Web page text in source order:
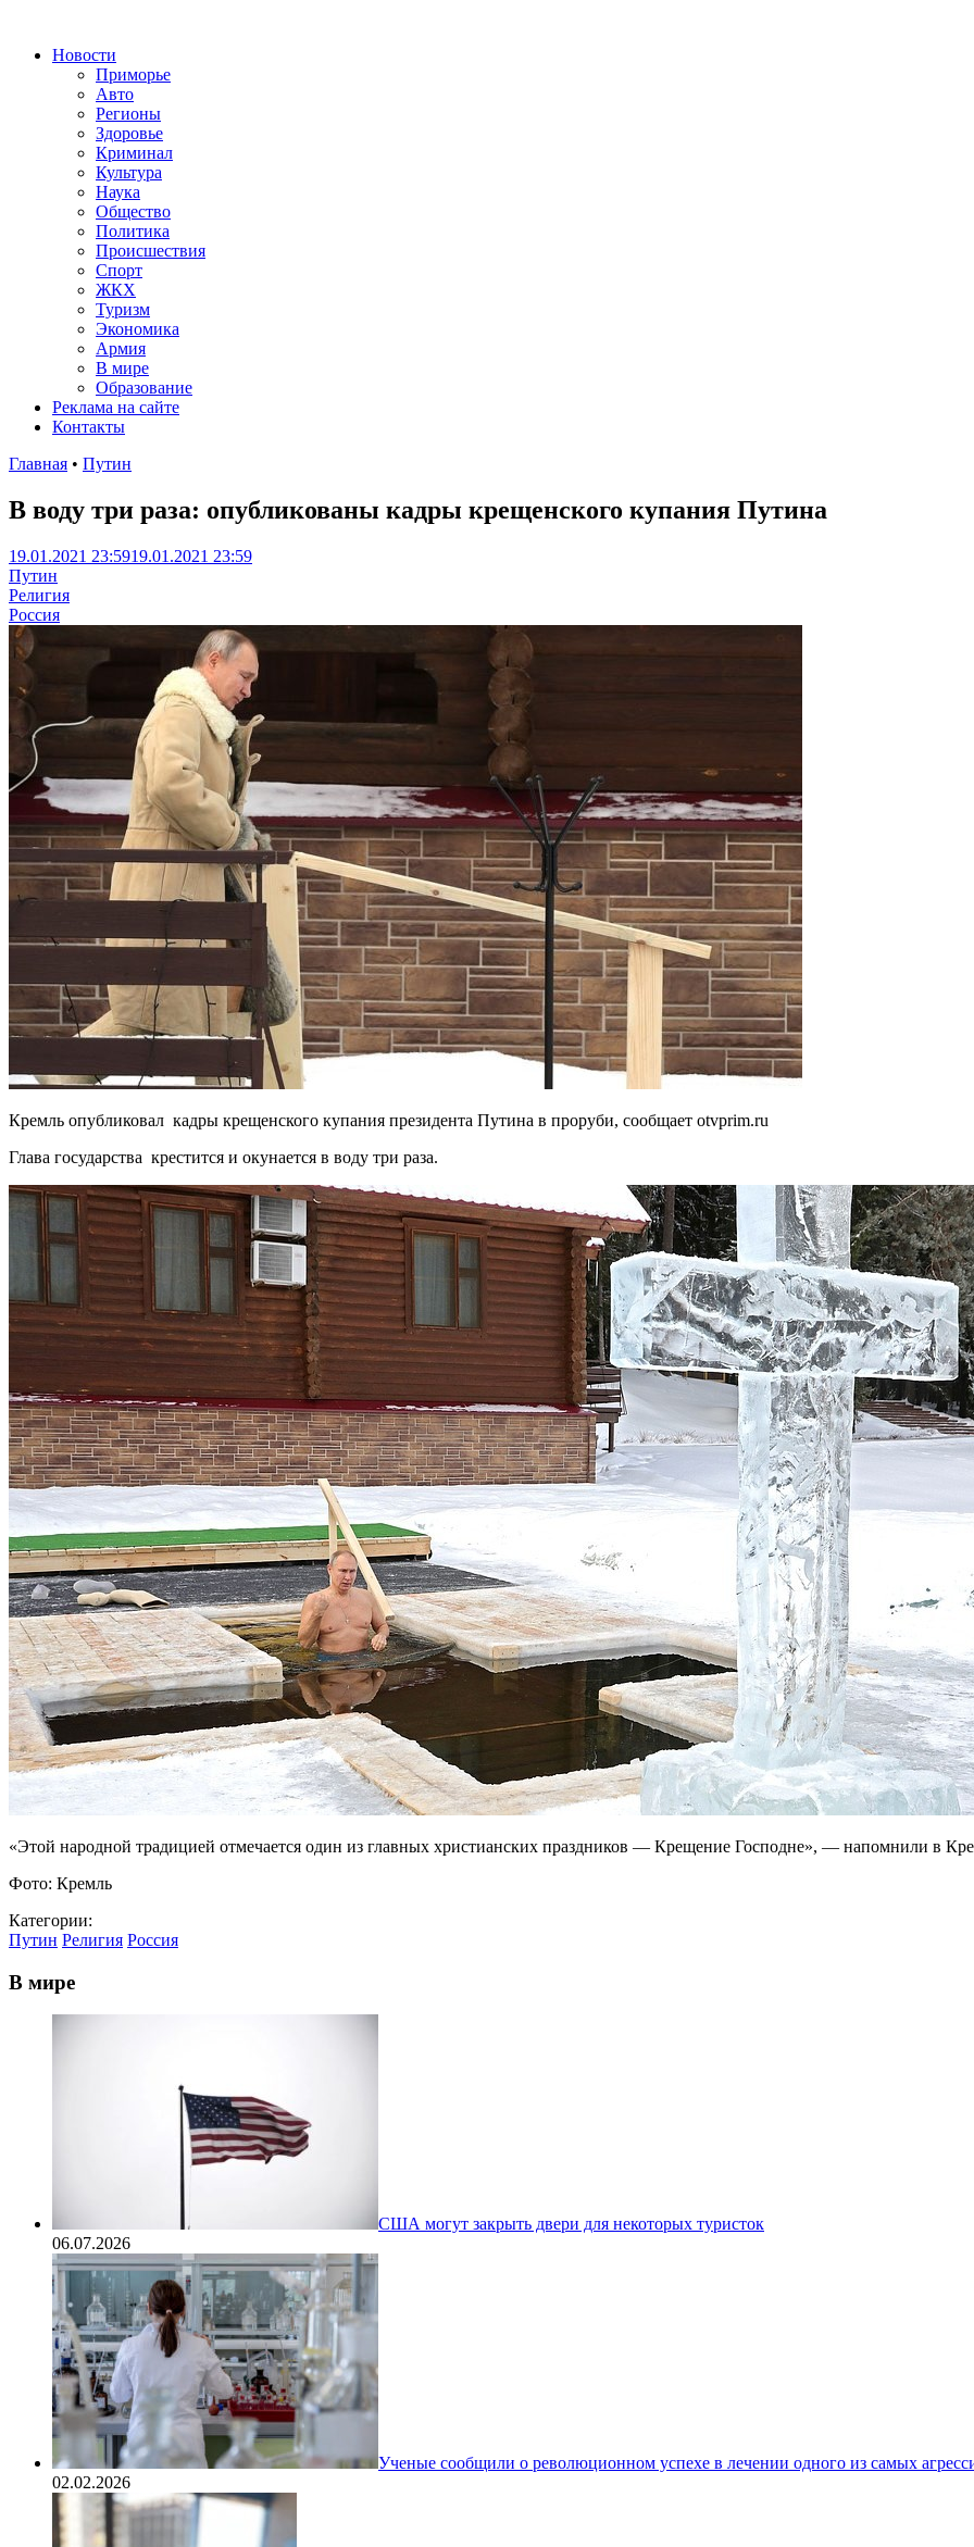
Новости
Приморье
Авто
Регионы
Здоровье
Криминал
Культура
Наука
Общество
Политика
Происшествия
Спорт
ЖКХ
Туризм
Экономика
Армия
В мире
Образование
Реклама на сайте
Контакты
Главная • Путин
В воду три раза: опубликованы кадры крещенского купания Путина
19.01.2021 23:5919.01.2021 23:59
Путин
Религия
Россия
Кремль опубликовал кадры крещенского купания президента Путина в проруби, сообщает otvprim.ru
Глава государства крестится и окунается в воду три раза.
«Этой народной традицией отмечается один из главных христианских праздников — Крещение Господне», — напомнили в
Фото: Кремль
Категории:
Путин Религия Россия
В мире
США могут закрыть двери для некоторых туристок
06.07.2026
Ученые сообщили о революционном успехе в лечении одного из самых
02.02.2026